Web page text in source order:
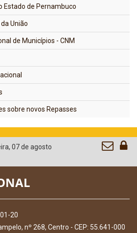
Estado de Pernambuco
União
de Municípios - CNM
sobre novos Repasses
, 07 de agosto
20
nº 268, Centro - CEP: 55.641-000